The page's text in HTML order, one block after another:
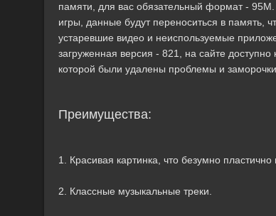
памяти, для вас обязательный формат -
игры, данные будут переноситься в память,
устаревшие видео и неиспользуемые
загруженная версия - 821, на сайте
которой были удалены проблемы и заморочки.
Преимущества:
1. Красивая картинка, что безумно пластично
2. Классные музыкальные треки.